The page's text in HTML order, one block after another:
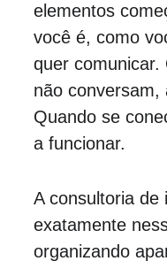
elementos
você é, como
quer comunicar.
não conversam,
Quando se
a funcionar.
A consultoria de
exatamente
organizando